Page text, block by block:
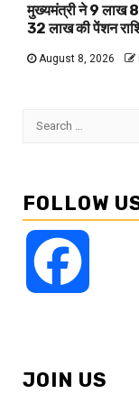
मुख्यमंत्री ने 9 लाख
32 लाख की पेंशन
August 8, 2026
Search
FOLLOW
JOIN US